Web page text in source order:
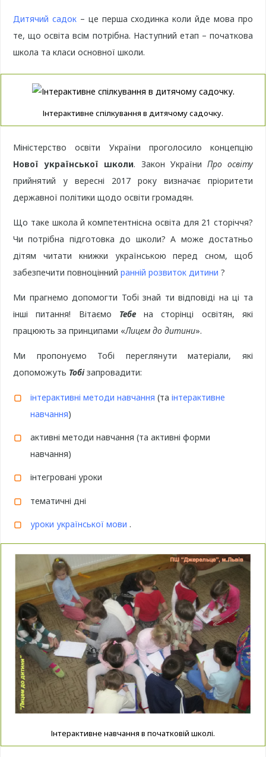
Дитячий садок– це перша сходинка коли йде мова про
те, що освіта всім потрібна. Наступний етап – початкова
школа та класи основної школи.
Інтерактивне спілкування в дитячому садочку.
Міністерство освіти України проголосило концепцію
Нової української школи. Закон України Про освіту
прийнятий у вересні 2017 року визначає пріоритети
державної політики щодо освіти громадян.
Що таке школа й компетентнісна освіта для 21 сторіччя?
Чи потрібна підготовка до школи? А може достатньо
дітям читати книжки українською перед сном, щоб
забезпечити повноцінний ранній розвиток дитини ?
Ми прагнемо допомогти Тобі знай ти відповіді на ці та
інші питання! Вітаємо Тебена сторінці освітян, які
працюють за принципами «Лицем до дитини».
Ми пропонуємо Тобі переглянути матеріали, які
допоможуть Тобізапровадити:
інтерактивні методи навчання (та інтерактивне
навчання)
активні методи навчання (та активні форми
навчання)
інтегровані уроки
тематичні дні
уроки української мови .
Інтерактивне навчання в початковій школі.